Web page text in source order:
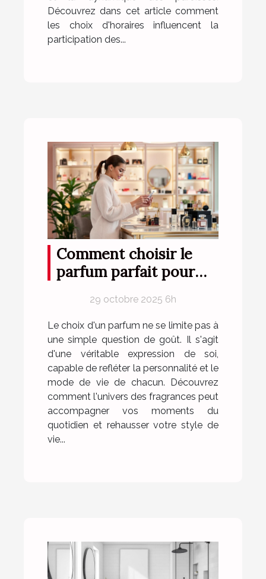
Découvrez dans cet article comment
les choix d'horaires influencent la
participation des...
Comment choisir le
parfum parfait pour
29 octobre 2025 6h
Le choix d'un parfum ne se limite pas à
une simple question de goût. Il s'agit
d'une véritable expression de soi,
capable de refléter la personnalité et le
mode de vie de chacun. Découvrez
comment l'univers des fragrances peut
accompagner vos moments du
quotidien et rehausser votre style de
vie...